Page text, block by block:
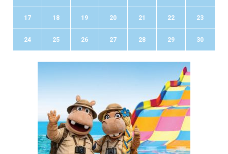
17 18 19 20 21 22 23
24 25 26 27 28 29 30